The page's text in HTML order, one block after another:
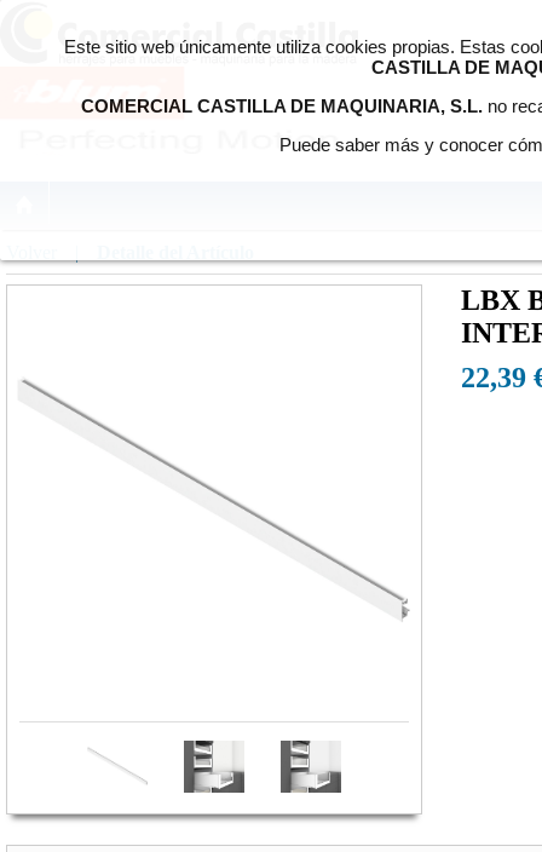
LBX
22,39
Este sitio web únicamente utiliza cookies propias. Estas
CASTILLA DE
COMERCIAL CASTILLA DE MAQUINARIA, S.L.no
Puede saber más y conocer